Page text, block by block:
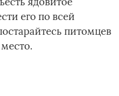
его по всей
питомцев